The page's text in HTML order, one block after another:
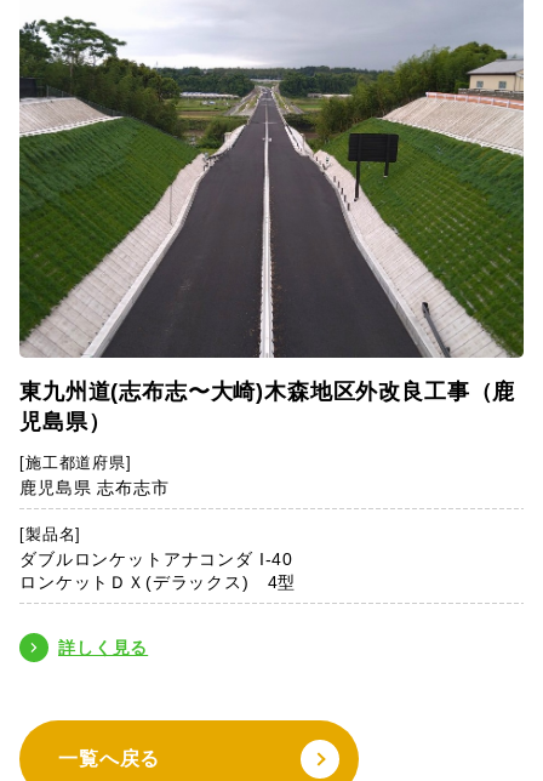
東九州道(志布志〜大崎)木森地区外改良工事（鹿
児島県）
[施工都道府県]
鹿児島県 志布志市
[製品名]
ダブルロンケットアナコンダ I-40
ロンケットＤＸ(デラックス) 4型
詳しく見る
一覧へ戻る